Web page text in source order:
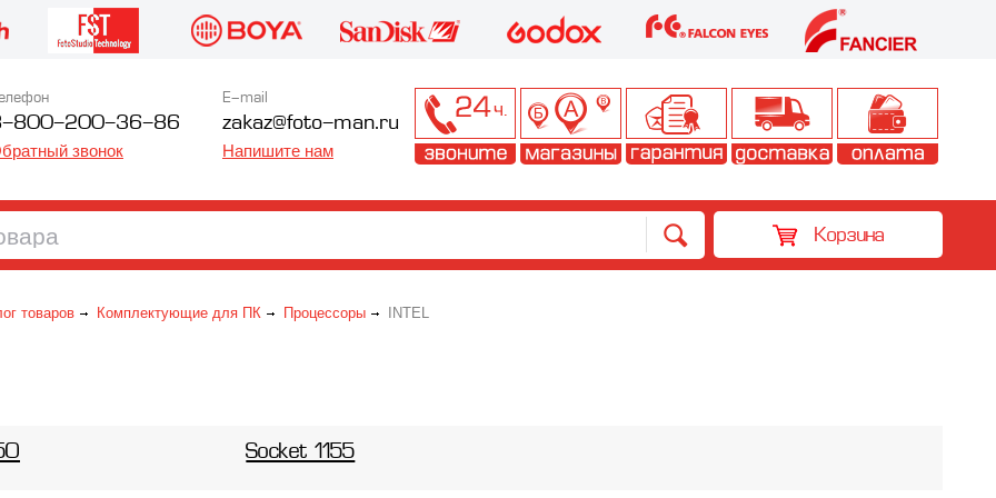
800-200-36-86
звонок
E-mail
zakaz@foto-man.ru
Напишите нам
Корзина
товаров Комплектующие для ПК Процессоры INTEL
Socket 1155